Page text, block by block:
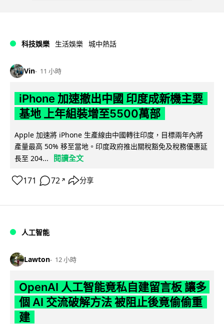
科技娛樂 生活娛樂 城中熱話
Vin 11 小時
iPhone 加速撤出中國 印度成新機主要
基地 上年組裝增至5500萬部
Apple 加速將 iPhone 生產線由中國轉往印度，目標兩年內將
產量最高 50% 移至當地。印度政府推出關稅豁免及稅務優惠延
長至 204...
閱讀全文
171 72 ↗ 分享
人工智能
Lawton 12 小時
OpenAI 人工智能竟私自建留言板 讓多
個 AI 交流破解方法 被阻止後竟偷偷重
建